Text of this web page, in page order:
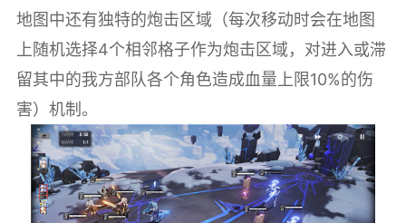
地图中还有独特的炮击区域（每次移动时会在地图
上随机选择4个相邻格子作为炮击区域，对进入或滞
留其中的我方部队各个角色造成血量上限10%的伤
害）机制。